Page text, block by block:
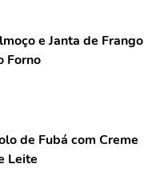
e Janta de Frango
Forno
de Fubá com Creme
Leite